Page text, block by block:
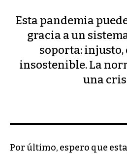
Esta pandemia
gracia a un
soporta: injusto,
insostenible. La
una
Por último, espero que